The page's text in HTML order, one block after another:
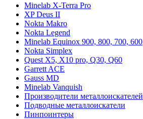
Minelab X-Terra Pro
XP Deus II
Nokta Makro
Nokta Legend
Minelab Equinox 900, 800, 700, 600
Nokta Simplex
Quest X5, X10 pro, Q30, Q60
Garrett ACE
Gauss MD
Minelab Vanquish
Производители металлоискателей
Подводные металлоискатели
Пинпоинтеры